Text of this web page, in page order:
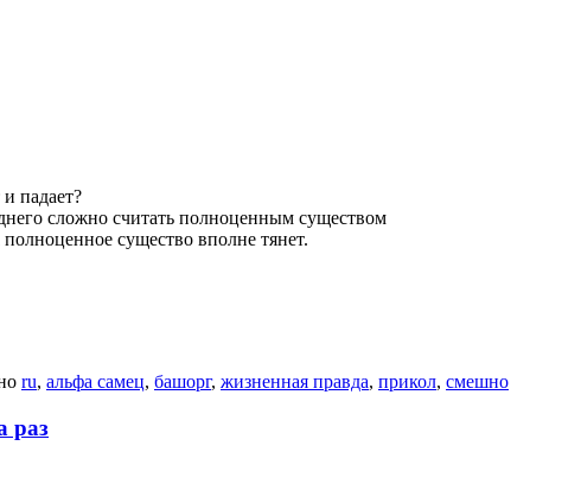
падает?
сложно считать полноценным существом
существо вполне тянет.
ru, альфа самец, башорг, жизненная правда, прикол, смешно
раз